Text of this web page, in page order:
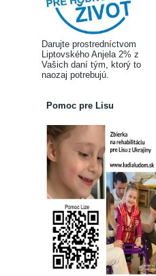
Darujte prostredníctvom
Liptovského Anjela 2% z
Vašich daní tým, ktorý to
naozaj potrebujú.
Pomoc pre Lisu